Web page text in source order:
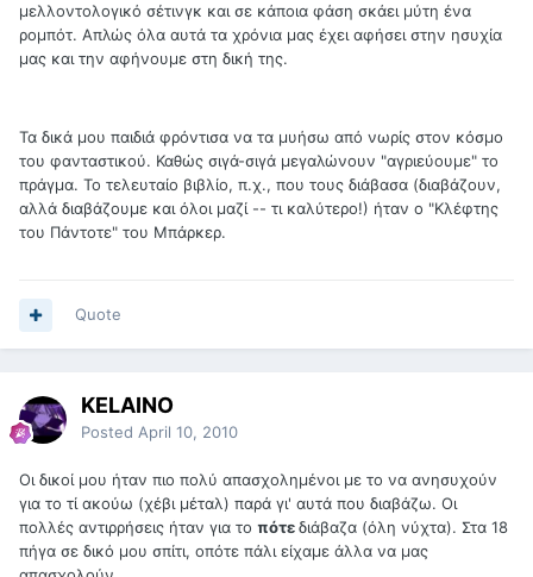
μελλοντολογικό σέτινγκ και σε κάποια φάση σκάει μύτη ένα
ρομπότ. Απλώς όλα αυτά τα χρόνια μας έχει αφήσει στην ησυχία
μας και την αφήνουμε στη δική της.
Τα δικά μου παιδιά φρόντισα να τα μυήσω από νωρίς στον κόσμο
του φανταστικού. Καθώς σιγά-σιγά μεγαλώνουν "αγριεύουμε" το
πράγμα. Το τελευταίο βιβλίο, π.χ., που τους διάβασα (διαβάζουν,
αλλά διαβάζουμε και όλοι μαζί -- τι καλύτερο!) ήταν ο "Κλέφτης
του Πάντοτε" του Μπάρκερ.
Quote
KELAINO
Posted April 10, 2010
Οι δικοί μου ήταν πιο πολύ απασχολημένοι με το να ανησυχούν
για το τί ακούω (χέβι μέταλ) παρά γι' αυτά που διαβάζω. Οι
πολλές αντιρρήσεις ήταν για το πότεδιάβαζα (όλη νύχτα). Στα 18
πήγα σε δικό μου σπίτι, οπότε πάλι είχαμε άλλα να μας